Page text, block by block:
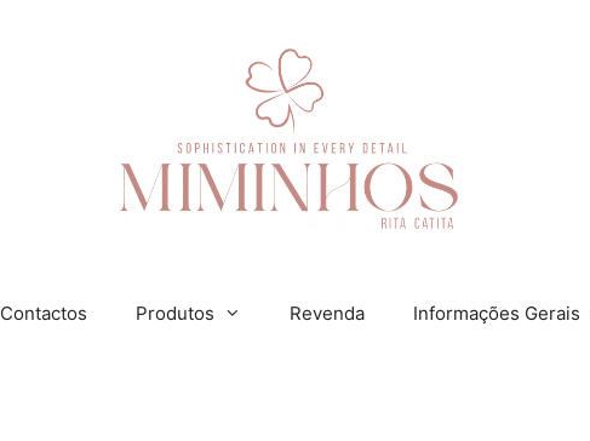
Contactos Produtos Revenda Informações Gerais